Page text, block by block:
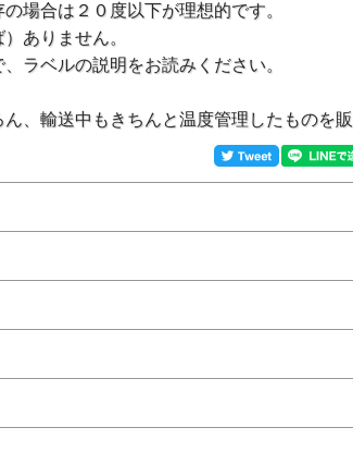
場合は２０度以下が理想的です。
ありません。
ラベルの説明をお読みください。
、輸送中もきちんと温度管理したものを販